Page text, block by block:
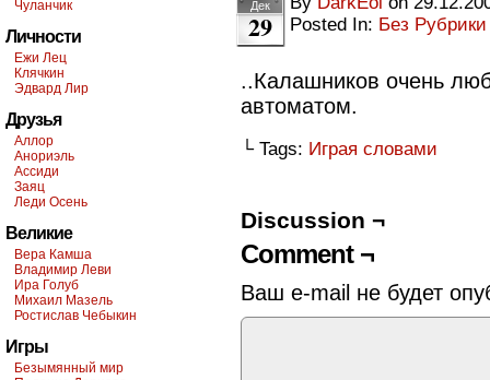
Чуланчик
Личности
Ежи Лец
Клячкин
Эдвард Лир
Друзья
Аллор
Анориэль
Ассиди
Заяц
Леди Осень
Великие
Вера Камша
Владимир Леви
Ира Голуб
Михаил Мазель
Ростислав Чебыкин
Игры
Безымянный мир
Дек
29
Posted In: Без Рубрики
..Калашников очень
автоматом.
└ Tags: Играя словами
Discussion ¬
Comment ¬
Ваш e-mail не будет